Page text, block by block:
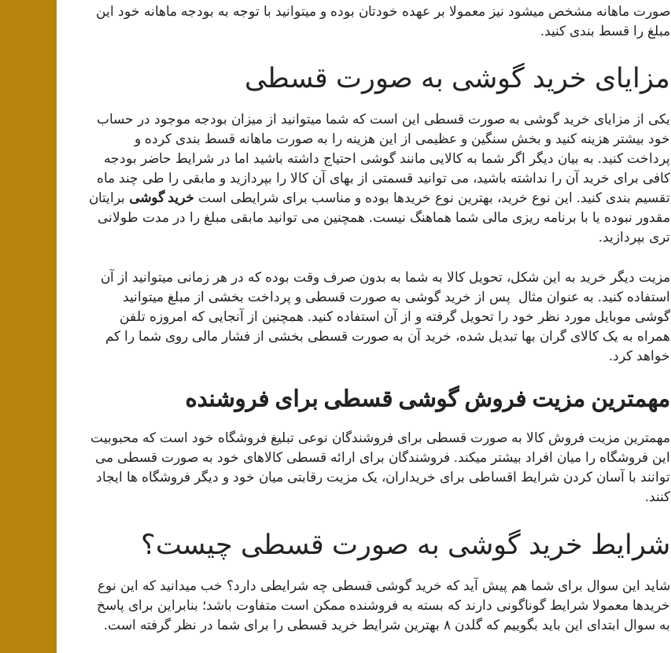
صورت ماهانه مشخص میشود نیز معمولا بر عهده خودتان بوده و میتوانید با توجه به بودجه ماهانه خود این
مبلغ را قسط بندی کنید.
مزایای خرید گوشی به صورت قسطی
یکی از مزایای خرید گوشی به صورت قسطی این است که شما میتوانید از میزان بودجه موجود در حساب
خود بیشتر هزینه کنید و بخش سنگین و عظیمی از این هزینه را به صورت ماهانه قسط بندی کرده و
پرداخت کنید. به بیان دیگر اگر شما به کالایی مانند گوشی احتیاج داشته باشید اما در شرایط حاضر بودجه
کافی برای خرید آن را نداشته باشید، می توانید قسمتی از بهای آن کالا را بپردازید و مابقی را طی چند ماه
تقسیم بندی کنید. این نوع خرید، بهترین نوع خریدها بوده و مناسب برای شرایطی است خرید گوشی برایتان
مقدور نبوده یا با برنامه ریزی مالی شما هماهنگ نیست. همچنین می توانید مابقی مبلغ را در مدت طولانی
تری بپردازید.
مزیت دیگر خرید به این شکل، تحویل کالا به شما به بدون صرف وقت بوده که در هر زمانی میتوانید از آن
استفاده کنید. به عنوان مثال پس از خرید گوشی به صورت قسطی و پرداخت بخشی از مبلغ میتوانید
گوشی موبایل مورد نظر خود را تحویل گرفته و از آن استفاده کنید. همچنین از آنجایی که امروزه تلفن
همراه به یک کالای گران بها تبدیل شده، خرید آن به صورت قسطی بخشی از فشار مالی روی شما را کم
خواهد کرد.
مهمترین مزیت فروش گوشی قسطی برای فروشنده
مهمترین مزیت فروش کالا به صورت قسطی برای فروشندگان نوعی تبلیغ فروشگاه خود است که محبوبیت
این فروشگاه را میان افراد بیشتر میکند. فروشندگان برای ارائه قسطی کالاهای خود به صورت قسطی می
توانند با آسان کردن شرایط اقساطی برای خریداران، یک مزیت رقابتی میان خود و دیگر فروشگاه ها ایجاد
کنند.
شرایط خرید گوشی به صورت قسطی چیست؟
شاید این سوال برای شما هم پیش آید که خرید گوشی قسطی چه شرایطی دارد؟ خب میدانید که این نوع
خریدها معمولا شرایط گوناگونی دارند که بسته به فروشنده ممکن است متفاوت باشد؛ بنابراین برای پاسخ
به سوال ابتدای این باید بگوییم که گلدن ۸ بهترین شرایط خرید قسطی را برای شما در نظر گرفته است.